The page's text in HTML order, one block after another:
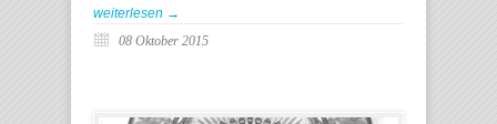
weiterlesen →
08 Oktober 2015